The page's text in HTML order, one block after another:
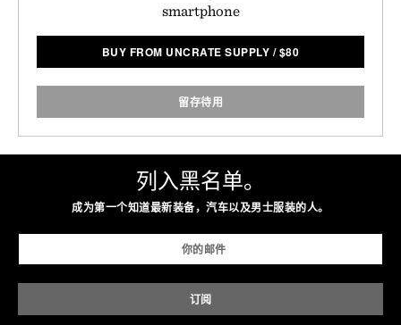
smartphone
BUY FROM UNCRATE SUPPLY /$80
留存待用
列入黑名单。
成为第一个知道最新装备，汽车以及男士服装的人。